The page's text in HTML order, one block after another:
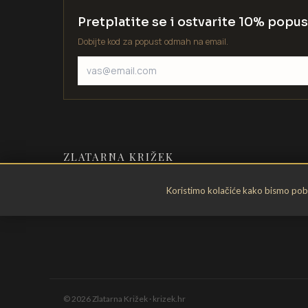
Koristimo kolačiće kako bismo
Pretplatite se i ostvarite 10%
Dobijte kod za popust odmah na email.
ZLATARNA KRIŽEK
©2026Zlatarna Križek · krizek.hr